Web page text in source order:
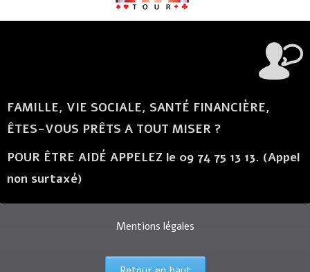
FAMILLE, VIE SOCIALE, SANTÉ FINANCIÈRE,
ÊTES-VOUS PRÊTS A TOUT MISER ?
POUR ÊTRE AIDÉ APPELEZ le 09 74 75 13 13. (Appel
non surtaxé)
Mentions légales